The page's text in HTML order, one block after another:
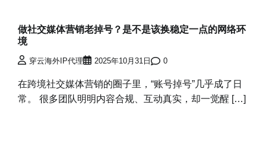
做社交媒体营销老掉号？是不是该换稳定一点的网络环
境
穿云海外IP代理 2025年10月31日 0
在跨境社交媒体营销的圈子里，“账号掉号”几乎成了日
常。 很多团队明明内容合规、互动真实，却一觉醒 […]